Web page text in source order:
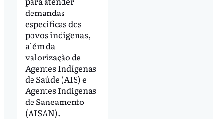
demandas
específicas dos
povos indígenas,
além da
valorização de
Agentes Indígenas
de Saúde (AIS) e
Agentes Indígenas
de Saneamento
(AISAN).